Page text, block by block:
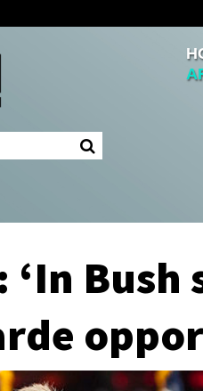
Inloggen
blijven
Bush